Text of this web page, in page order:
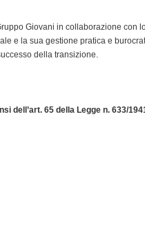
Giovani in collaborazione con
e la sua gestione pratica e
della transizione.
dell’art. 65 della Legge n. 633/